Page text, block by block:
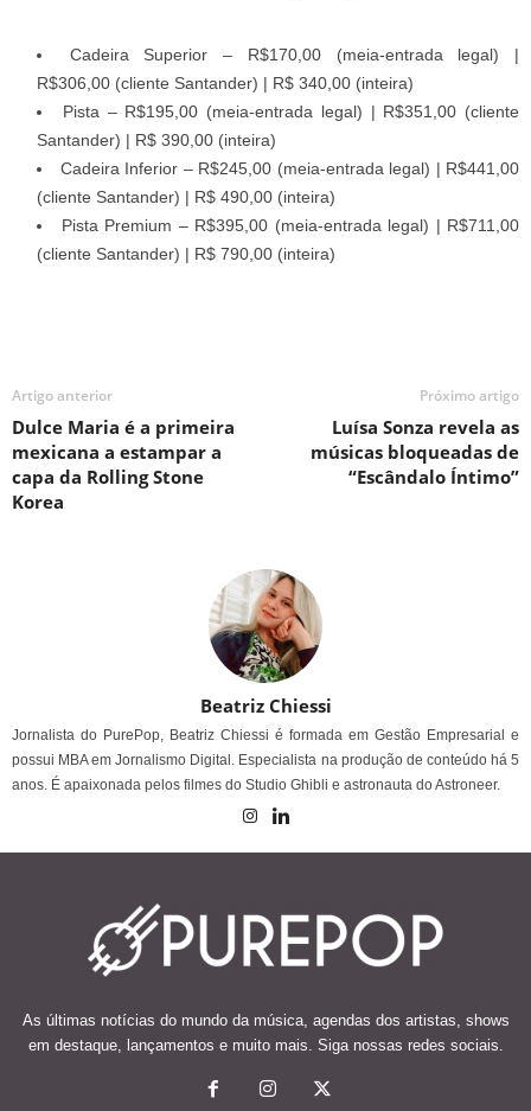
Cadeira Superior – R$170,00 (meia-entrada legal) |
R$306,00 (cliente Santander) | R$ 340,00 (inteira)
Pista – R$195,00 (meia-entrada legal) | R$351,00 (cliente
Santander) | R$ 390,00 (inteira)
Cadeira Inferior – R$245,00 (meia-entrada legal) | R$441,00
(cliente Santander) | R$ 490,00 (inteira)
Pista Premium – R$395,00 (meia-entrada legal) | R$711,00
(cliente Santander) | R$ 790,00 (inteira)
Artigo anterior
Dulce Maria é a primeira
mexicana a estampar a
capa da Rolling Stone
Korea
Próximo artigo
Luísa Sonza revela as
músicas bloqueadas de
“Escândalo Íntimo”
Beatriz Chiessi
Jornalista do PurePop, Beatriz Chiessi é formada em Gestão Empresarial e
possui MBA em Jornalismo Digital. Especialista na produção de conteúdo há 5
anos. É apaixonada pelos filmes do Studio Ghibli e astronauta do Astroneer.
As últimas notícias do mundo da música, agendas dos artistas, shows
em destaque, lançamentos e muito mais. Siga nossas redes sociais.